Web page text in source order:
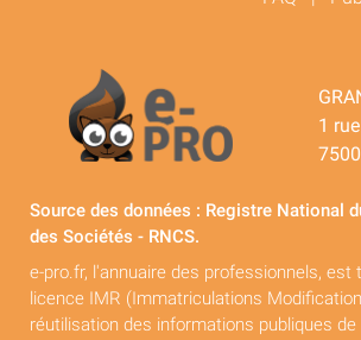
1
Source des données : Registre National
des Sociétés - RNCS.
e-pro.fr, l'annuaire des professionnels, est
licence IMR (Immatriculations
réutilisation des informations publiques